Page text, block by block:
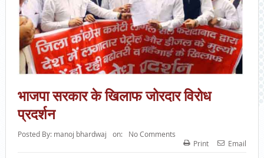
भाजपा सरकार के खिलाफ जोरदार विरोध
प्रदर्शन
Posted By: manoj bhardwaj on:
No Comments
Print
Email